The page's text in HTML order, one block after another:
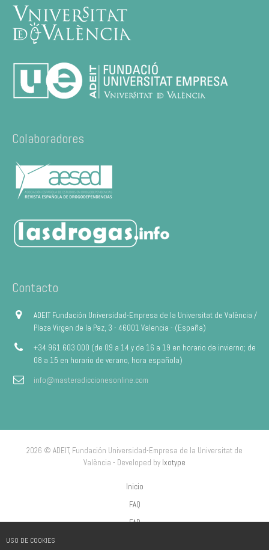
USO DE COOKIES
Colaboradores
Contacto
ADEIT Fundación Universidad-Empresa de la Universitat de València /
Plaza Virgen de la Paz, 3 - 46001 Valencia - (España)
+34 961 603 000 (de 09 a 14 y de 16 a 19 en horario de invierno; de
08 a 15 en horario de verano, hora española)
info@masteradiccionesonline.com
2026 © ADEIT, Fundación Universidad-Empresa de la Universitat de
València - Developed by Ixotype
Inicio
FAQ
FAP